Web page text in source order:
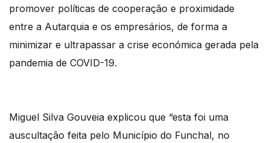
promover políticas de cooperação e proximidade
entre a Autarquia e os empresários, de forma a
minimizar e ultrapassar a crise económica gerada pela
pandemia de COVID-19.
Miguel Silva Gouveia explicou que “esta foi uma
auscultação feita pelo Município do Funchal, no